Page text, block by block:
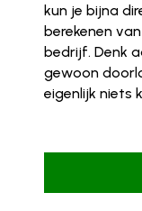
kun je bijna
berekenen
bedrijf. Denk
gewoon
eigenlijk niets